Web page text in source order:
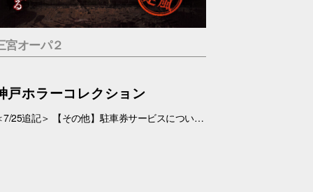
宮オーパ２
戸ホラーコレクション
＜7/25追記＞ 【その他】駐車券サービスについて、 対象外となっておりましたが、7/26(日)より、対象とさせていただきます。 ＜7/19追記＞ お化け屋敷の制作・プロデュース#エスプランニング が手掛ける本格お化け屋敷。 このお化け屋敷の主人公はあなたです。足を踏み入れてはいけない村に迷い込んだあなたの運命は…繋がる４つのストーリー 1.ルーム型「タブー」 友達を探している最中に、見つけた村を訪れたあなたの運命は…歩き回らないルーム型お化け屋敷です。狭い部屋内で繰り広げられる数々の恐怖体験… 2.暗闇型「ダークネス」 逃げた場所は、何も見えない闇… だが確実にあの化け物は私を追ってきている。手の感触を頼りに暗闇の中を進んで行く。暗闇に潜む化け物とは… 3.ウォークスルー型「ヴィレッジ」 暗闇を抜けてもまだ家の中だった…この家から外に出ろ！歩いて回る王道のお化け屋敷。とにかく前へ進み続けるしかない。 4.サウンド型「ドールズ」 私はあの化け物に見つからないように隠れた。私を探しているのは、あの化け物だけではない。ヘッドフォンだけで聞く恐怖。 【日程】 7/11(土)・7/12(日)、7/18(土)～9/23(水・祝) 【時間】 11:00～20:00(最終受付 19:30) 【場所】 5F 特設会場 【料金】 １.タブー 税込1,200円 ２.ダークネス 税込1,200円 ３.ヴィレッジ 税込1,500円 ４.ドールズ 税込1,200円 １～４セット券 税込4,500円 【その他】 ・入場券は会場のみでの販売となります。 ・お支払いは現金・PayPay（但しPayPayは7/18以降対応可能見込み） ・6才未満のお子さま、妊婦の方、アルコールを摂取されてる方は入場はご遠慮下さい。 ・駐車券サービスは対象外とさせていただきます。➡※7/26(日)より、対象となりました。